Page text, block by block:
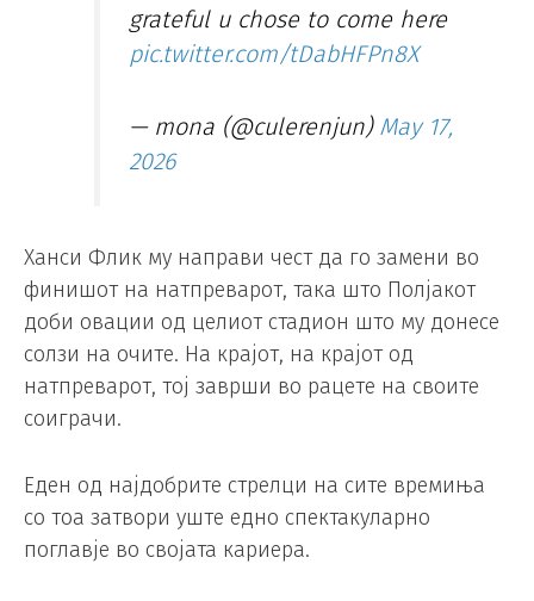
grateful u chose to come here
pic.twitter.com/tDabHFPn8X
— mona (@culerenjun) May 17,
2026
Ханси Флик му направи чест да го замени во
финишот на натпреварот, така што Полјакот
доби овации од целиот стадион што му донесе
солзи на очите. На крајот, на крајот од
натпреварот, тој заврши во рацете на своите
соиграчи.
Еден од најдобрите стрелци на сите времиња
со тоа затвори уште едно спектакуларно
поглавје во својата кариера.